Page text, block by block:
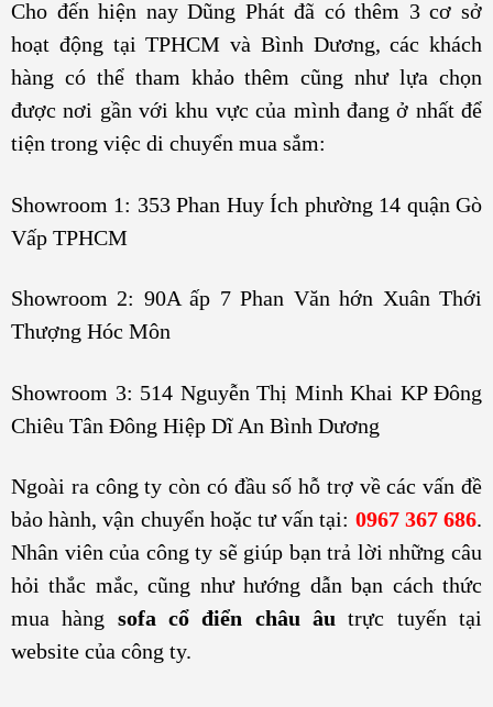
Cho đến hiện nay Dũng Phát đã có thêm 3 cơ sở
hoạt động tại TPHCM và Bình Dương, các khách
hàng có thể tham khảo thêm cũng như lựa chọn
được nơi gần với khu vực của mình đang ở nhất để
tiện trong việc di chuyển mua sắm:
Showroom 1: 353 Phan Huy Ích phường 14 quận Gò
Vấp TPHCM
Showroom 2: 90A ấp 7 Phan Văn hớn Xuân Thới
Thượng Hóc Môn
Showroom 3: 514 Nguyễn Thị Minh Khai KP Đông
Chiêu Tân Đông Hiệp Dĩ An Bình Dương
Ngoài ra công ty còn có đầu số hỗ trợ về các vấn đề
bảo hành, vận chuyển hoặc tư vấn tại: 0967 367 686.
Nhân viên của công ty sẽ giúp bạn trả lời những câu
hỏi thắc mắc, cũng như hướng dẫn bạn cách thức
mua hàng sofa cổ điển châu âu trực tuyến tại
website của công ty.